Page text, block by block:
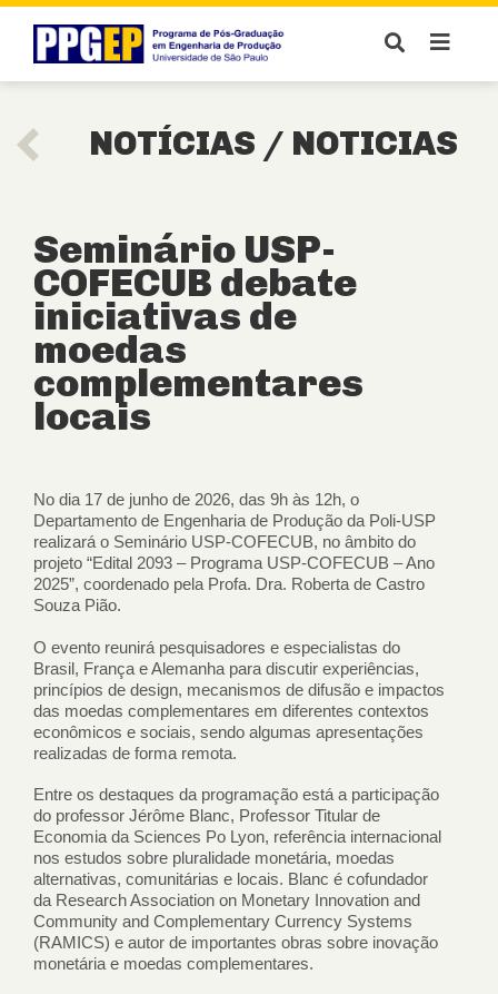
NOTÍCIAS / NOTICIAS
Seminário USP-
COFECUB debate
iniciativas de
moedas
complementares
locais
No dia 17 de junho de 2026, das 9h às 12h, o
Departamento de Engenharia de Produção da Poli-USP
realizará o Seminário USP-COFECUB, no âmbito do
projeto “Edital 2093 – Programa USP-COFECUB – Ano
2025”, coordenado pela Profa. Dra. Roberta de Castro
Souza Pião.
O evento reunirá pesquisadores e especialistas do
Brasil, França e Alemanha para discutir experiências,
princípios de design, mecanismos de difusão e impactos
das moedas complementares em diferentes contextos
econômicos e sociais, sendo algumas apresentações
realizadas de forma remota.
Entre os destaques da programação está a participação
do professor Jérôme Blanc, Professor Titular de
Economia da Sciences Po Lyon, referência internacional
nos estudos sobre pluralidade monetária, moedas
alternativas, comunitárias e locais. Blanc é cofundador
da Research Association on Monetary Innovation and
Community and Complementary Currency Systems
(RAMICS) e autor de importantes obras sobre inovação
monetária e moedas complementares.